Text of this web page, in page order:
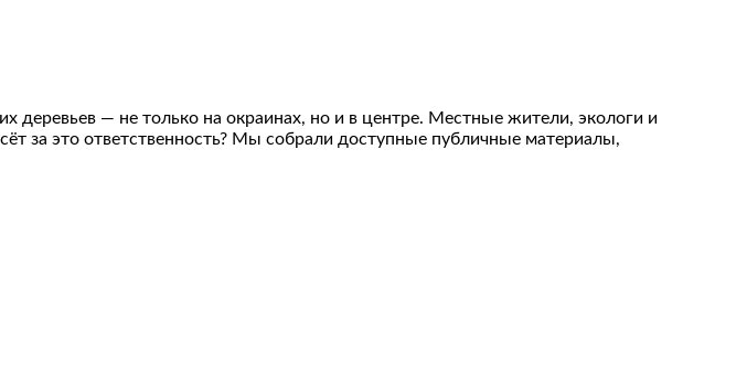
деревьев — не только на окраинах, но и в центре. Местные жители, экологи и
за это ответственность? Мы собрали доступные публичные материалы,